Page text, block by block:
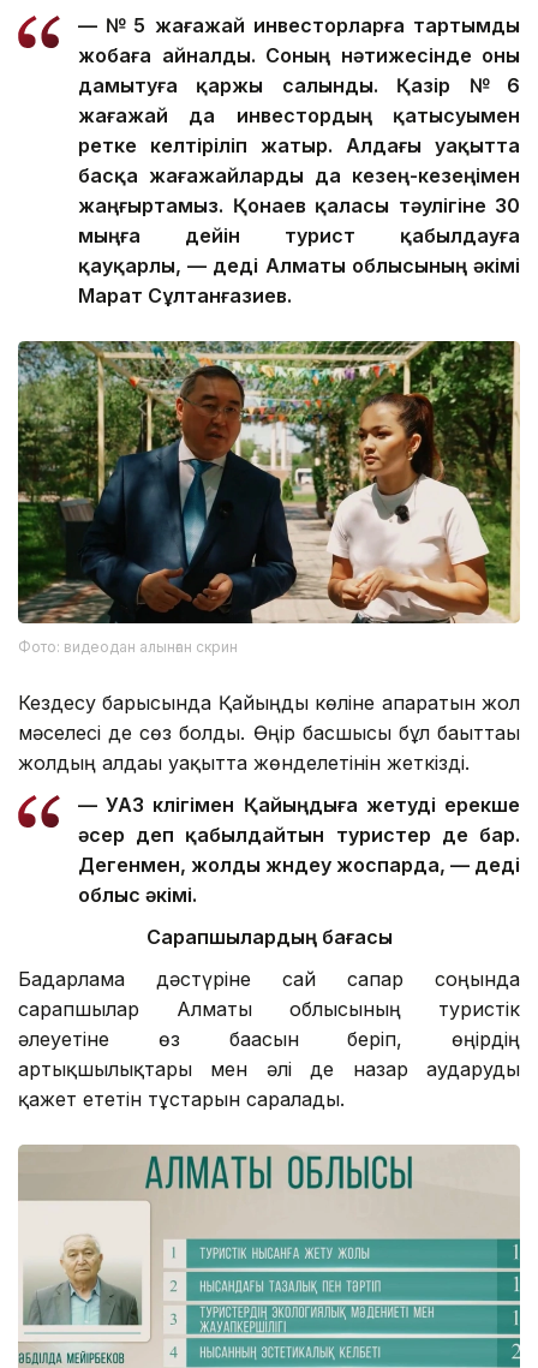
— № 5 жағажай инвесторларға тартымды
жобаға айналды. Соның нәтижесінде оны
дамытуға қаржы салынды. Қазір № 6
жағажай да инвестордың қатысуымен
ретке келтіріліп жатыр. Алдағы уақытта
басқа жағажайларды да кезең-кезеңімен
жаңғыртамыз. Қонаев қаласы тәулігіне 30
мыңға дейін турист қабылдауға
қауқарлы, — деді Алматы облысының әкімі
Марат Сұлтанғазиев.
Фото: видеодан алынған скрин
Кездесу барысында Қайыңды көліне апаратын жол
мәселесі де сөз болды. Өңір басшысы бұл бағыттағы
жолдың алдағы уақытта жөнделетінін жеткізді.
— УАЗ көлігімен Қайыңдыға жетуді ерекше
әсер деп қабылдайтын туристер де бар.
Дегенмен, жолды жөндеу жоспарда, — деді
облыс әкімі.
Сарапшылардың бағасы
Бағдарлама дәстүріне сай сапар соңында
сарапшылар Алматы облысының туристік
әлеуетіне өз бағасын беріп, өңірдің
артықшылықтары мен әлі де назар аударуды
қажет ететін тұстарын саралады.